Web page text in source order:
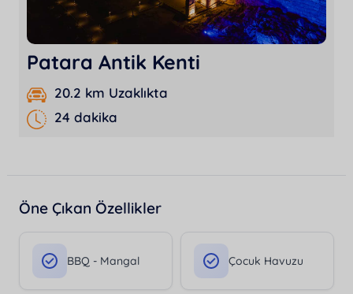
Patara Antik Kenti
20.2 km Uzaklıkta
24 dakika
Öne Çıkan Özellikler
BBQ - Mangal Çocuk Havuzu